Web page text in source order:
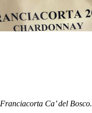
Franciacorta Ca’ del Bosco.